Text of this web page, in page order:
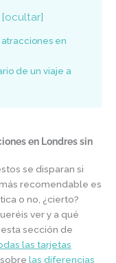
[ocultar]
en
de un viaje a
en Londres sin
se disparan si
recomendable es
o no, ¿cierto?
ver y a qué
sección de
las tarjetas
las diferencias